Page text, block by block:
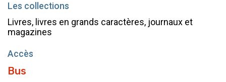
Les collections
Livres, livres en grands caractères, journaux et
magazines
Accès
Bus